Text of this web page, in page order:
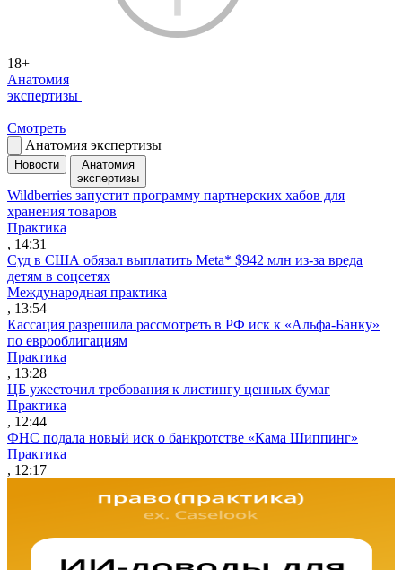
18+
Анатомия
экспертизы
Смотреть
Анатомия экспертизы
Новости
Анатомия
экспертизы
Wildberries запустит программу партнерских хабов для
хранения товаров
Практика
, 14:31
Суд в США обязал выплатить Meta* $942 млн из-за вреда
детям в соцсетях
Международная практика
, 13:54
Кассация разрешила рассмотреть в РФ иск к «Альфа-Банку»
по еврооблигациям
Практика
, 13:28
ЦБ ужесточил требования к листингу ценных бумаг
Практика
, 12:44
ФНС подала новый иск о банкротстве «Кама Шиппинг»
Практика
, 12:17